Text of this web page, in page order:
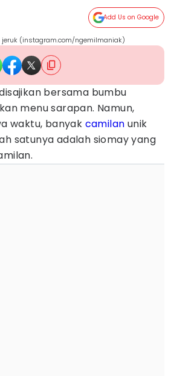
Add Us on Google
(instagram.com/ngemilmaniak)
bersama bumbu
menu sarapan. Namun,
waktu, banyak camilan unik
satunya adalah siomay yang